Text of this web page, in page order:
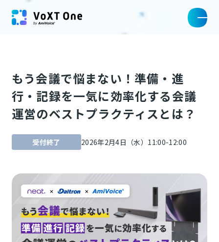
もう会議で悩まない！準備・進
行・記録を一気に効率化する会議
運営のベストプラクティスとは？
受付終了 2026年2月4日（水）11:00-12:00